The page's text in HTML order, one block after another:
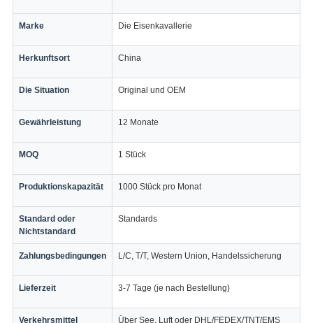
Marke Die Eisenkavallerie
Herkunftsort China
Die Situation Original und OEM
Gewährleistung 12 Monate
MOQ 1 Stück
Produktionskapazität 1000 Stück pro Monat
Standard oder
Nichtstandard
Standards
Zahlungsbedingungen L/C, T/T, Western Union, Handelssicherung
Lieferzeit 3-7 Tage (je nach Bestellung)
Verkehrsmittel Über See, Luft oder DHL/FEDEX/TNT/EMS